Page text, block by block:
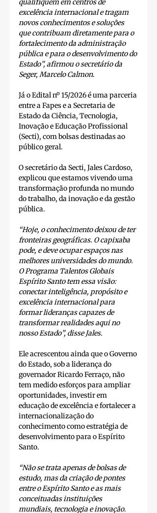
qualifiquem em centros de
excelência internacional e tragam
novos conhecimentos e soluções
que contribuam diretamente para o
fortalecimento da administração
pública e para o desenvolvimento do
Estado”, afirmou o secretário da
Seger, Marcelo Calmon.
Já o Edital nº 15/2026 é uma parceria
entre a Fapes e a Secretaria de
Estado da Ciência, Tecnologia,
Inovação e Educação Profissional
(Secti), com bolsas destinadas ao
público geral.
O secretário da Secti, Jales Cardoso,
explicou que estamos vivendo uma
transformação profunda no mundo
do trabalho, da inovação e da gestão
pública.
“Hoje, o conhecimento deixou de ter
fronteiras geográficas. O capixaba
pode, e deve ocupar espaços nas
melhores universidades do mundo.
O Programa Talentos Globais
Espírito Santo tem essa visão:
conectar inteligência, propósito e
excelência internacional para
formar lideranças capazes de
transformar realidades aqui no
nosso Estado”, disse Jales.
Ele acrescentou ainda que o Governo
do Estado, sob a liderança do
governador Ricardo Ferraço, não
tem medido esforços para ampliar
oportunidades, investir em
educação de excelência e fortalecer a
internacionalização do
conhecimento como estratégia de
desenvolvimento para o Espírito
Santo.
“Não se trata apenas de bolsas de
estudo, mas da criação de pontes
entre o Espírito Santo e as mais
conceituadas instituições
mundiais, tecnologia e inovação.